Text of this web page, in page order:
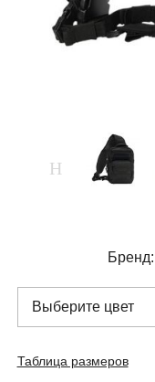
Бренд:
Выберите цвет
Таблица размеров